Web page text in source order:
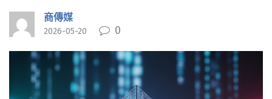
商傳媒
2026-05-20 0